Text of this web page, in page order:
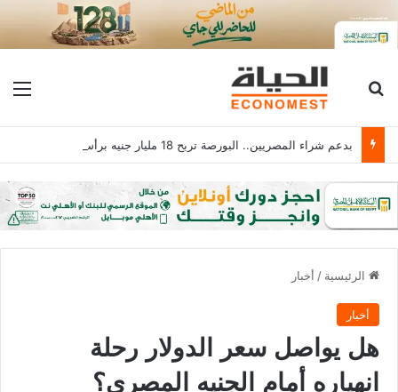
بحث عن
الرئيسية / أخبار
أخبار
هل يواصل سعر الدولار رحلة
انهياره أمام الجنيه المصري؟